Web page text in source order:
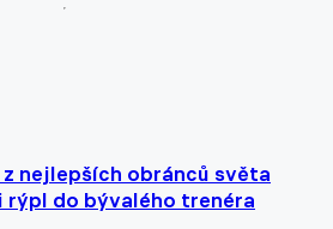
z nejlepších obránců světa
rýpl do bývalého trenéra